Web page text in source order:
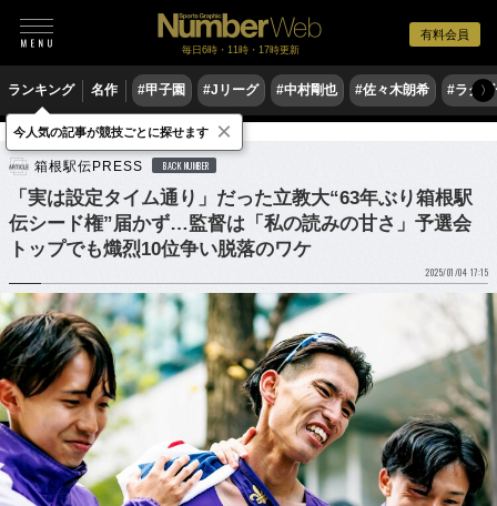
有料会員
毎日6時・11時・17時更新
ランキング 名作 #甲子園 #Jリーグ #中村剛也 #佐々木朗希 #ラグ〉
陸上 駅伝
箱根駅伝PRESS BACK NUMBER
「実は設定タイム通り」だった立教大“63年ぶり箱根駅
伝シード権”届かず…監督は「私の読みの甘さ」予選会
トップでも熾烈10位争い脱落のワケ
2025/01/04 17:15
今人気の記事が競技ごとに探せます ×